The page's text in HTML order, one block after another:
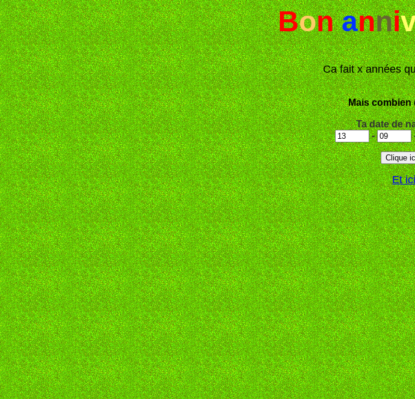
Bonanni
Ca fait x années
Mais combien
Ta date de
-
Et ici